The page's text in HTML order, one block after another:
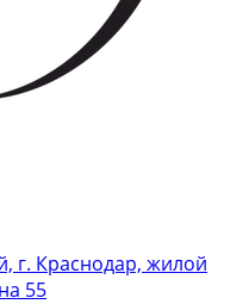
г. Краснодар, жилой
55